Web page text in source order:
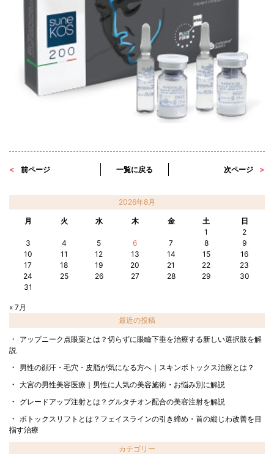
前ページ 一覧に戻る 次ページ
2026年8月
月 火 水 木 金 土
日
1
2
3
4 5 6 7 8
9
10
11 12 13 14 15
16
17
18 19 20 21 22
23
24
25 26 27 28 29
30
31
« 7月
最近の投稿
アップニーク点眼薬とは？切らずに眼瞼下垂を治療する新しい選択肢を解
説
男性の顔汗・毛穴・皮脂が気になる方へ｜スキンボトックス治療とは？
大宮の男性美容医療｜男性に人気の美容施術・お悩み別に解説
グレードアップ注射とは？グルタチオン配合の美容注射を解説
ボトックスリフトとは？フェイスラインの引き締め・首の縦じわ改善を目
指す治療
カテゴリー